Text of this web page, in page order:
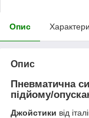
Опис
Опис
Пневматична
підйому/
Джойстики від